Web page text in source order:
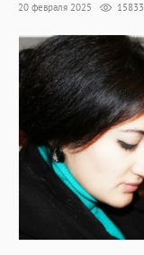
20 февраля 2025 15833